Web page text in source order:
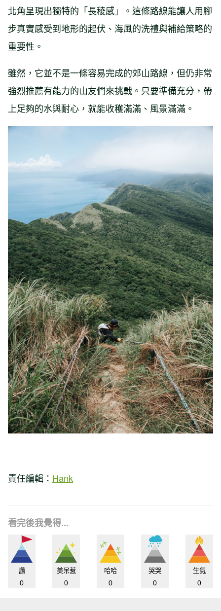
北角呈現出獨特的「長稜感」。這條路線能讓人用腳
步真實感受到地形的起伏、海風的洗禮與補給策略的
重要性。
雖然，它並不是一條容易完成的郊山路線，但仍非常
強烈推薦有能力的山友們來挑戰。只要準備充分，帶
上足夠的水與耐心，就能收穫滿滿、風景滿滿。
責任編輯： Hank
看完後我覺得...
讚
0
美呆惹
0
哈哈
0
哭哭
0
生氣
0